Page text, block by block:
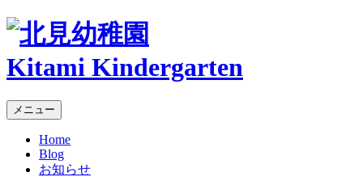
Kitami Kindergarten
メニュー
Home
Blog
お知らせ